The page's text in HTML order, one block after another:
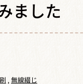
ました
無線綴じ